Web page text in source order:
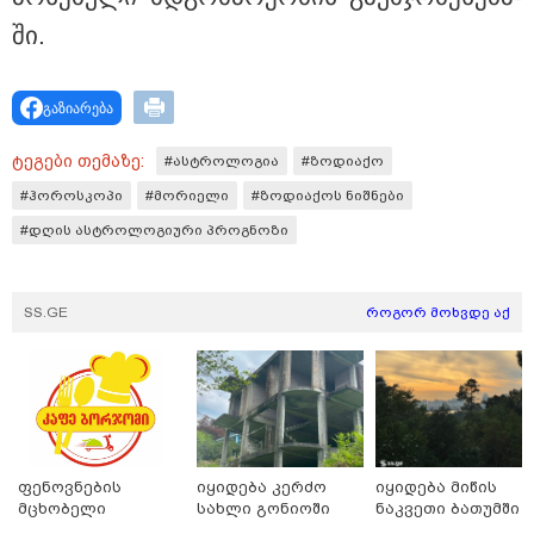
შეიძინე ალდაგის სამოგზაურო დაზღვევა და
მიიღე გაორმაგებული ინტერნეტი
ში.
გაზიარება
ტეგები თემაზე: #ასტროლოგია #ზოდიაქო
#ჰოროსკოპი #მორიელი #ზოდიაქოს ნიშნები
#დღის ასტროლოგიური პროგნოზი
SS.GE როგორ მოხვდე აქ
ფენოვნების
მცხობელი
იყიდება კერძო
სახლი გონიოში
იყიდება მიწის
ნაკვეთი ბათუმში